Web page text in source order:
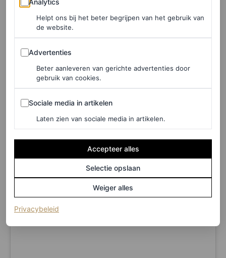
blij dat George er was. We zaten geïsoleerd in een
bubbel. Ik ben nog nooit zo lang weggeweest van mijn
familie. De laatste keer dat ik zo’n lange tijd mijn gezin
niet heb gezien, was toen ik 25 was. Ik weet zeker dat
deze vriendschap voor altijd is.”
Analytics
Helpt ons bij het beter begrijpen van het gebruik van
de website.
Advertenties
Advertenties
Beter aanleveren van gerichte advertenties door
gebruik van cookies.
Sociale media in artikelen
Sociale media in artikelen
Laten zien van sociale media in artikelen.
Accepteer alles
Selectie opslaan
Weiger alles
Privacybeleid